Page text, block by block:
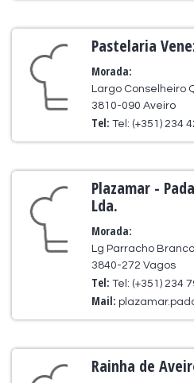
Pastelaria
Morada:
Largo Conselheiro
3810-090 Aveiro
Tel:Tel: (+351) 234
Plazamar -
Lda.
Morada:
Lg Parracho
3840-272 Vagos
Tel:Tel: (+351) 234
Mail:
Rainha de